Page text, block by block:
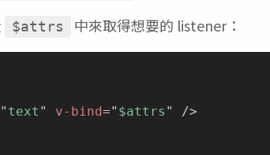
$attrs 中來取得想要的 listener：
" text " v-bind=" $attrs " />